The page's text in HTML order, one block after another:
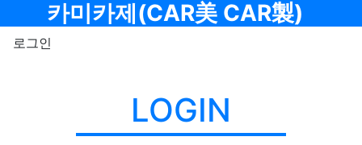
메뉴카미카제(CAR美 CAR製)
로그인
LOGIN